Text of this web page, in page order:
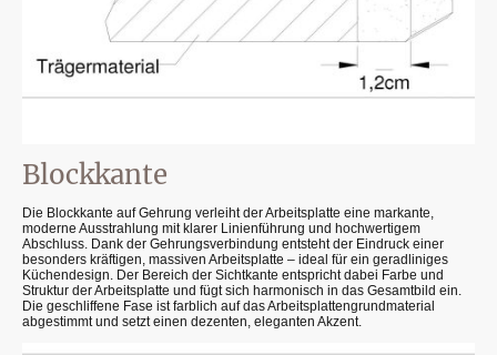
Blockkante
Die Blockkante auf Gehrung verleiht der Arbeitsplatte eine markante,
moderne Ausstrahlung mit klarer Linienführung und hochwertigem
Abschluss. Dank der Gehrungsverbindung entsteht der Eindruck einer
besonders kräftigen, massiven Arbeitsplatte – ideal für ein geradliniges
Küchendesign. Der Bereich der Sichtkante entspricht dabei Farbe und
Struktur der Arbeitsplatte und fügt sich harmonisch in das Gesamtbild ein.
Die geschliffene Fase ist farblich auf das Arbeitsplattengrundmaterial
abgestimmt und setzt einen dezenten, eleganten Akzent.